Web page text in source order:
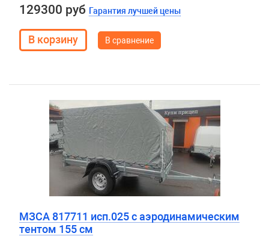
129300 руб Гарантия лучшей цены
В сравнение
МЗСА 817711 исп.025 с аэродинамическим
тентом 155 см